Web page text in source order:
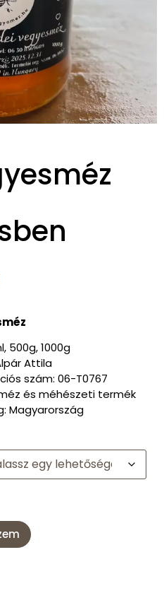
500g, 1000g
Attila
szám: 06-T0767
és méhészeti termék
Magyarország